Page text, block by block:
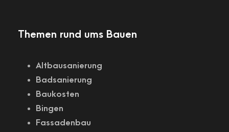
Themen rund ums Bauen
Altbausanierung
Badsanierung
Baukosten
Bingen
Fassadenbau